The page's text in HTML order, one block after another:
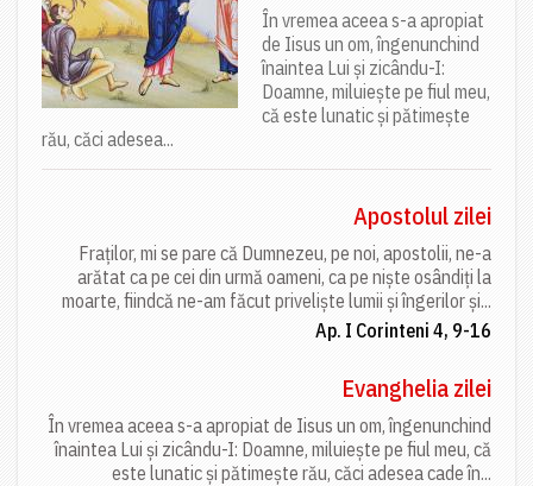
În vremea aceea s-a apropiat
de Iisus un om, îngenunchind
înaintea Lui și zicându-I:
Doamne, miluiește pe fiul meu,
că este lunatic și pătimește
rău, căci adesea...
Apostolul zilei
Fraților, mi se pare că Dumnezeu, pe noi, apostolii, ne-a
arătat ca pe cei din urmă oameni, ca pe niște osândiți la
moarte, fiindcă ne-am făcut priveliște lumii și îngerilor și...
Ap. I Corinteni 4, 9-16
Evanghelia zilei
În vremea aceea s-a apropiat de Iisus un om, îngenunchind
înaintea Lui și zicându-I: Doamne, miluiește pe fiul meu, că
este lunatic și pătimește rău, căci adesea cade în...